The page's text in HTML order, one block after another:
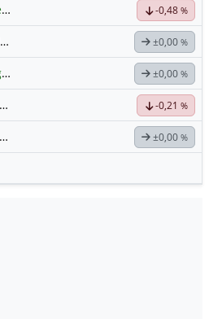
Sunrise Energy Metals -0,48 %
PlasCred Circular Innovations ±0,00 %
EOS - Verteidigungs- und Raumfahrttechnik ±0,00 %
-0,21 %
±0,00 %